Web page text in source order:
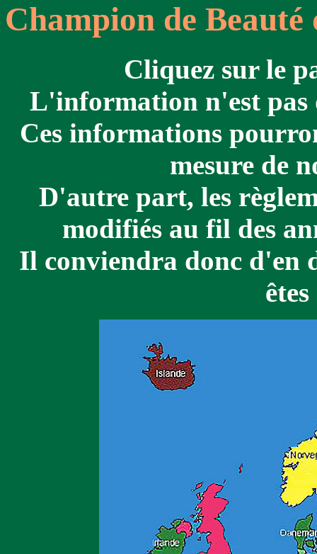
Champion de
Cliquez sur le
L'information n'est pas
Ces informations
mesure de
D'autre part, les
modifiés au fil des
Il conviendra donc d'en